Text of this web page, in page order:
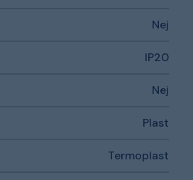
Nej
IP20
Nej
Plast
Termoplast